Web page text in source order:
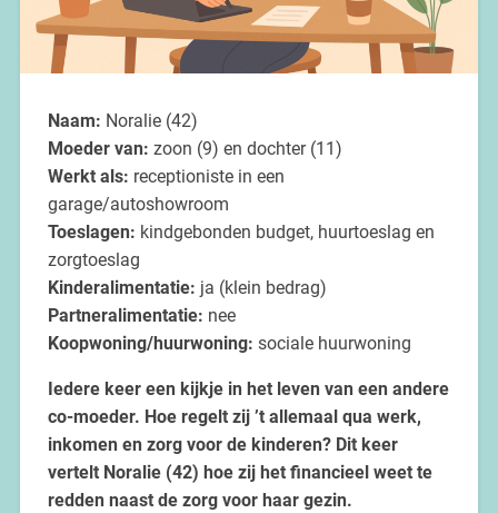
Naam: Noralie (42)
Moeder van: zoon (9) en dochter (11)
Werkt als: receptioniste in een
garage/autoshowroom
Toeslagen: kindgebonden budget, huurtoeslag en
zorgtoeslag
Kinderalimentatie: ja (klein bedrag)
Partneralimentatie: nee
Koopwoning/huurwoning: sociale huurwoning
Iedere keer een kijkje in het leven van een andere
co-moeder. Hoe regelt zij ’t allemaal qua werk,
inkomen en zorg voor de kinderen? Dit keer
vertelt Noralie (42) hoe zij het financieel weet te
redden naast de zorg voor haar gezin.